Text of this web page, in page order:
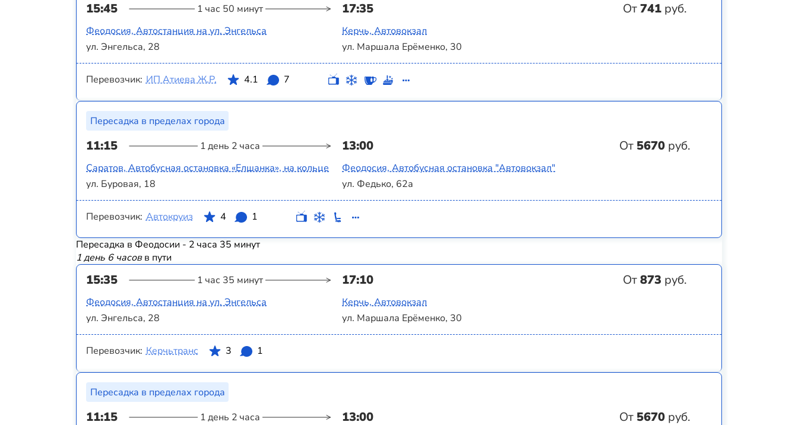
15:45 1 час 50 минут 17:35 От741 руб.
Феодосия, Автостанция на ул. Энгельса
ул. Энгельса, 28
Керчь, Автовокзал
ул. Маршала Ерёменко, 30
Перевозчик: ИП Атиева Ж.Р. 4.1 7
Пересадка в пределах города
11:15 1 день 2 часа 13:00 От 5670 руб.
Саратов, Автобусная остановка «Елшанка‎», на кольце
ул. Буровая, 18
Феодосия, Автобусная остановка "Автовокзал"
ул. Федько, 62а
Перевозчик: Автокруиз 4 1
Пересадка в Феодосии - 2 часа 35 минут
1 день 6 часовв пути
15:35 1 час 35 минут 17:10 От873 руб.
Феодосия, Автостанция на ул. Энгельса
ул. Энгельса, 28
Керчь, Автовокзал
ул. Маршала Ерёменко, 30
Перевозчик: Керчьтранс 3 1
Пересадка в пределах города
11:15 1 день 2 часа 13:00 От 5670 руб.